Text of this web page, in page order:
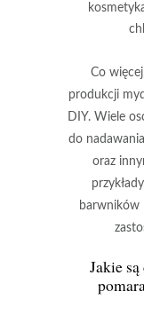
Co
produkcji
DIY.Wiele
do
oraz
barwników
Jakie